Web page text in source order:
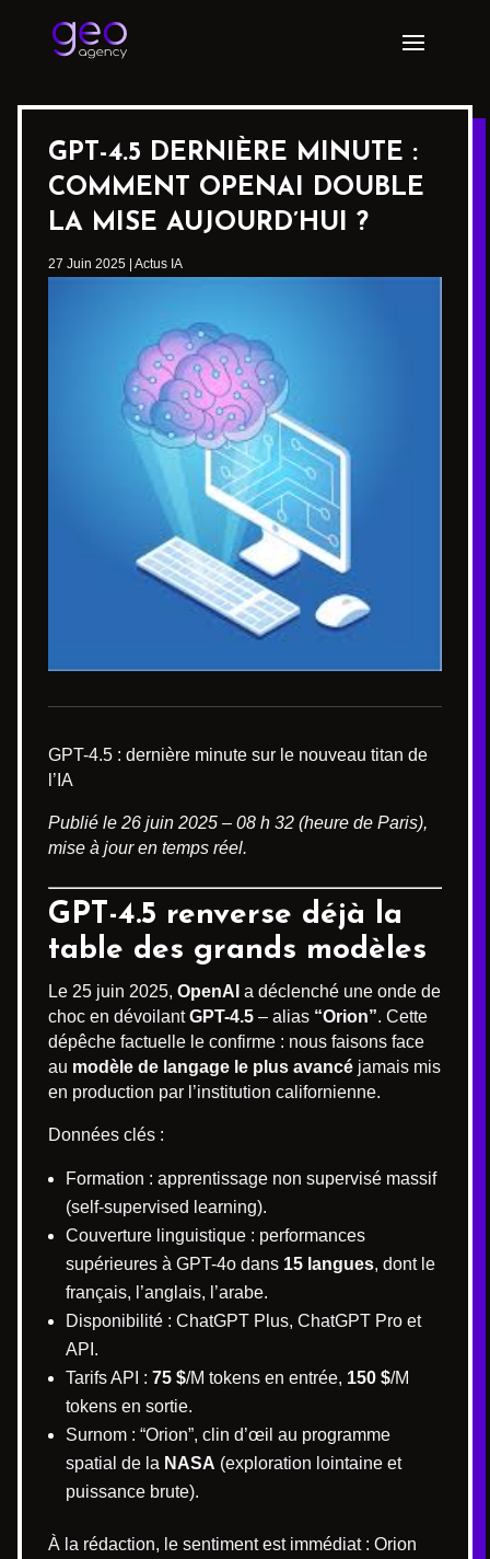
GPT-4.5 DERNIÈRE MINUTE :
COMMENT OPENAI DOUBLE
LA MISE AUJOURD’HUI ?
27 Juin 2025 Actus IA
GPT-4.5 : dernière minute sur le nouveau titan de
l’IA
Publié le 26 juin 2025 – 08 h 32 (heure de Paris),
mise à jour en temps réel.
GPT-4.5 renverse déjà la
table des grands modèles
Le 25 juin 2025, OpenAI a déclenché une onde de
choc en dévoilantGPT-4.5 – alias “Orion”. Cette
dépêche factuelle le confirme : nous faisons face
au modèle de langage le plus avancé jamais mis
en production par l’institution californienne.
Données clés :
Formation : apprentissage non supervisé massif
(self-supervised learning).
Couverture linguistique : performances
supérieures à GPT-4o dans 15 langues, dont le
français, l’anglais, l’arabe.
Disponibilité : ChatGPT Plus, ChatGPT Pro et
API.
Tarifs API : 75 $/M tokens en entrée, 150 $/M
tokens en sortie.
Surnom : “Orion”, clin d’œil au programme
spatial de la NASA (exploration lointaine et
puissance brute).
À la rédaction, le sentiment est immédiat : Orion